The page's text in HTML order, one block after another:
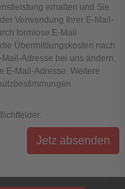
erhalten und Sie
Verwendung Ihrer E-Mail-
formlose E-Mail
Übermittlungskosten nach
Adresse bei uns ändern,
E-Mail-Adresse. Weitere
Jetz absenden